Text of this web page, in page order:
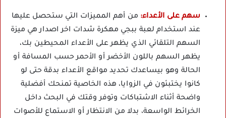
سهم على الأعداء: من أهم المميزات التي ستحصل عليها
عند استخدام لعبة ببجي مهكرة شدات اخر اصدار هي ميزة
السهم التلقائي الذي يظهر على الأعداء المحيطين بك،
يظهر السهم باللون الأخضر أو الأحمر حسب المسافة أو
الحالة وهو بيساعدك تحديد مواقع الأعداء بدقة حتى لو
كانوا يختبئون في الزوايا، هذه الخاصية تمنحك أفضلية
واضحة أثناء الاشتباكات وتوفر وقتك في البحث داخل
الخرائط الواسعة، بدلا من الانتظار أو الاستماع للأصوات